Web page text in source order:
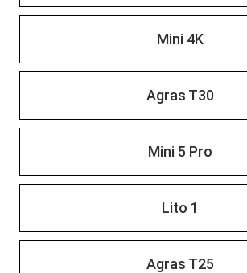
Mini 4K
Agras T30
Mini 5 Pro
Lito 1
Agras T25